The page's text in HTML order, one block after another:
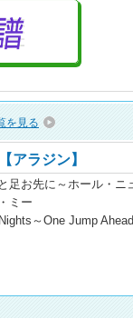
を見る
アラジン】
足お先に～ホール・ニ
ミー
～One Jump